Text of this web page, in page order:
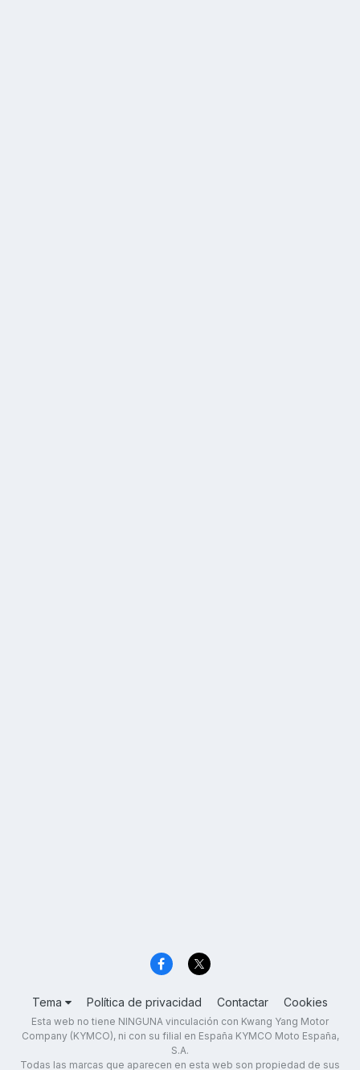
Tema Política de privacidad Contactar Cookies
Esta web no tiene NINGUNA vinculación con Kwang Yang Motor
Company (KYMCO), ni con su filial en España KYMCO Moto España,
S.A.
Todas las marcas que aparecen en esta web son propiedad de sus